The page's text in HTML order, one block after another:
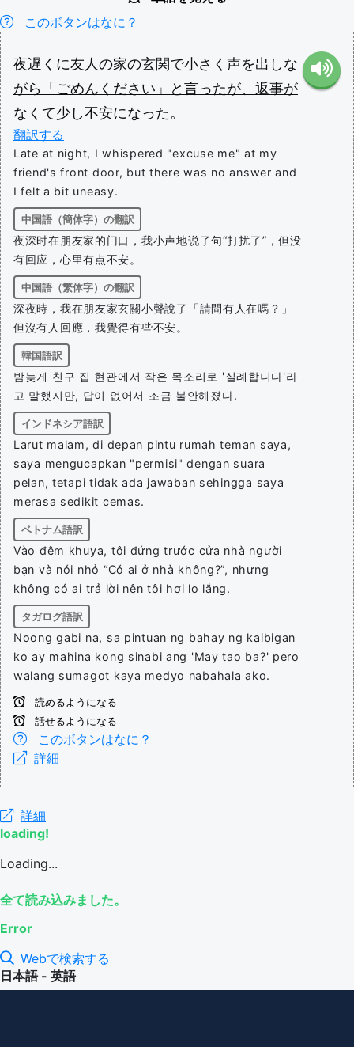
このボタンはなに？
夜遅くに友人の家の玄関で小さく 声を出しな
がら
「 ごめんください 」 と言ったが、 返事が
なくて少し不安になった。
翻訳する
Late at night, I whispered "excuse me" at my
friend's front door, but there was no answer and
I felt a bit uneasy.
中国語（簡体字）の翻訳
夜深时在朋友家的门口，我小声地说了句“打扰了”，但没
有回应，心里有点不安。
中国語（繁体字）の翻訳
深夜時，我在朋友家玄關小聲說了「請問有人在嗎？」
但沒有人回應，我覺得有些不安。
韓国語訳
밤늦게 친구 집 현관에서 작은 목소리로 '실례합니다'라
고 말했지만, 답이 없어서 조금 불안해졌다.
インドネシア語訳
Larut malam, di depan pintu rumah teman saya,
saya mengucapkan "permisi" dengan suara
pelan, tetapi tidak ada jawaban sehingga saya
merasa sedikit cemas.
ベトナム語訳
Vào đêm khuya, tôi đứng trước cửa nhà người
bạn và nói nhỏ “Có ai ở nhà không?”, nhưng
không có ai trả lời nên tôi hơi lo lắng.
タガログ語訳
Noong gabi na, sa pintuan ng bahay ng kaibigan
ko ay mahina kong sinabi ang 'May tao ba?' pero
walang sumagot kaya medyo nabahala ako.
読めるようになる
話せるようになる
このボタンはなに？
詳細
詳細
loading!
Loading...
全て読み込みました。
Error
Webで検索する
日本語 - 英語